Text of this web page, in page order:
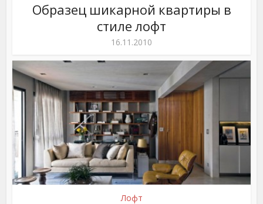
Образец шикарной квартиры в
стиле лофт
16.11.2010
Лофт